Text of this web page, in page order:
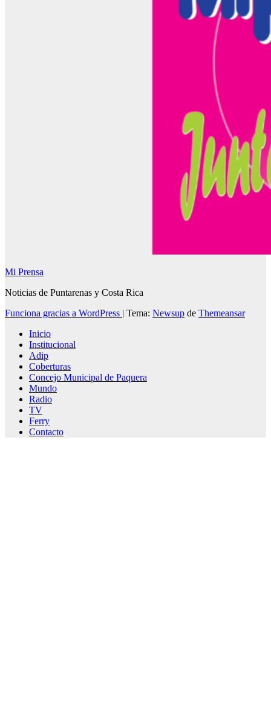
Mi Prensa
Noticias de Puntarenas y Costa Rica
Funciona gracias a WordPress | Tema: Newsup de Themeansar
Inicio
Institucional
Adip
Coberturas
Concejo Municipal de Paquera
Mundo
Radio
TV
Ferry
Contacto